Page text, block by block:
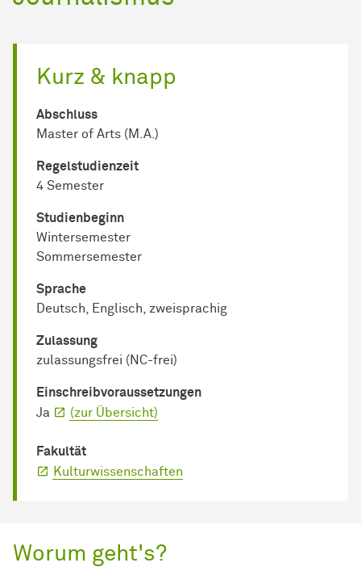
Kurz & knapp
Abschluss
Master of Arts (M.A.)
Regel­studienzeit
4 Semester
Studienbeginn
Wintersemester
Sommersemester
Sprache
Deutsch, Englisch, zweisprachig
Zulassung
zulassungsfrei (NC-frei)
Einschreib­voraussetzungen
Ja
(zur Übersicht)
Fakultät
Kulturwissenschaften
Worum geht's?